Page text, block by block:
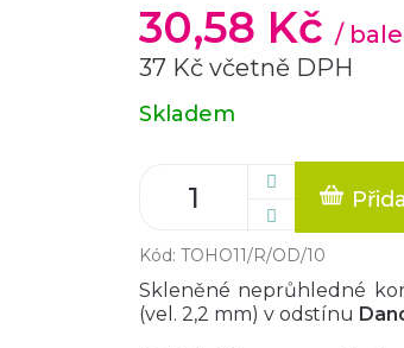
30,58 Kč /
37 Kč včetně DPH
Měrná
cena:
Skladem
Kód: TOHO11/R/OD/10
Skleněné neprůhledné
(vel. 2,2 mm) v odstínu